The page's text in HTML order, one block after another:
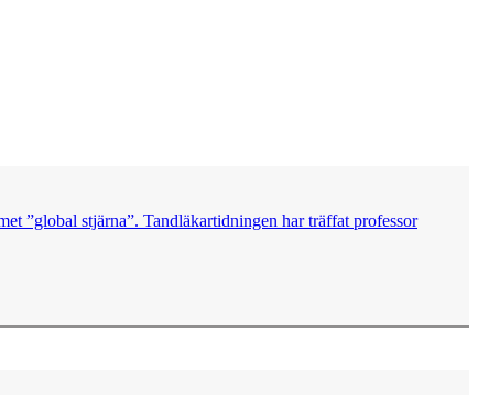
”global stjärna”. Tandläkartidningen har träffat professor